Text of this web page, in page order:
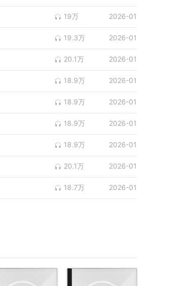
19万 2026-01
19.3万 2026-01
20.1万 2026-01
18.9万 2026-01
18.9万 2026-01
18.9万 2026-01
18.9万 2026-01
20.1万 2026-01
18.7万 2026-01